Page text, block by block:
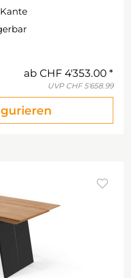
ab CHF 4'353.00
UVP CHF 5'658.99